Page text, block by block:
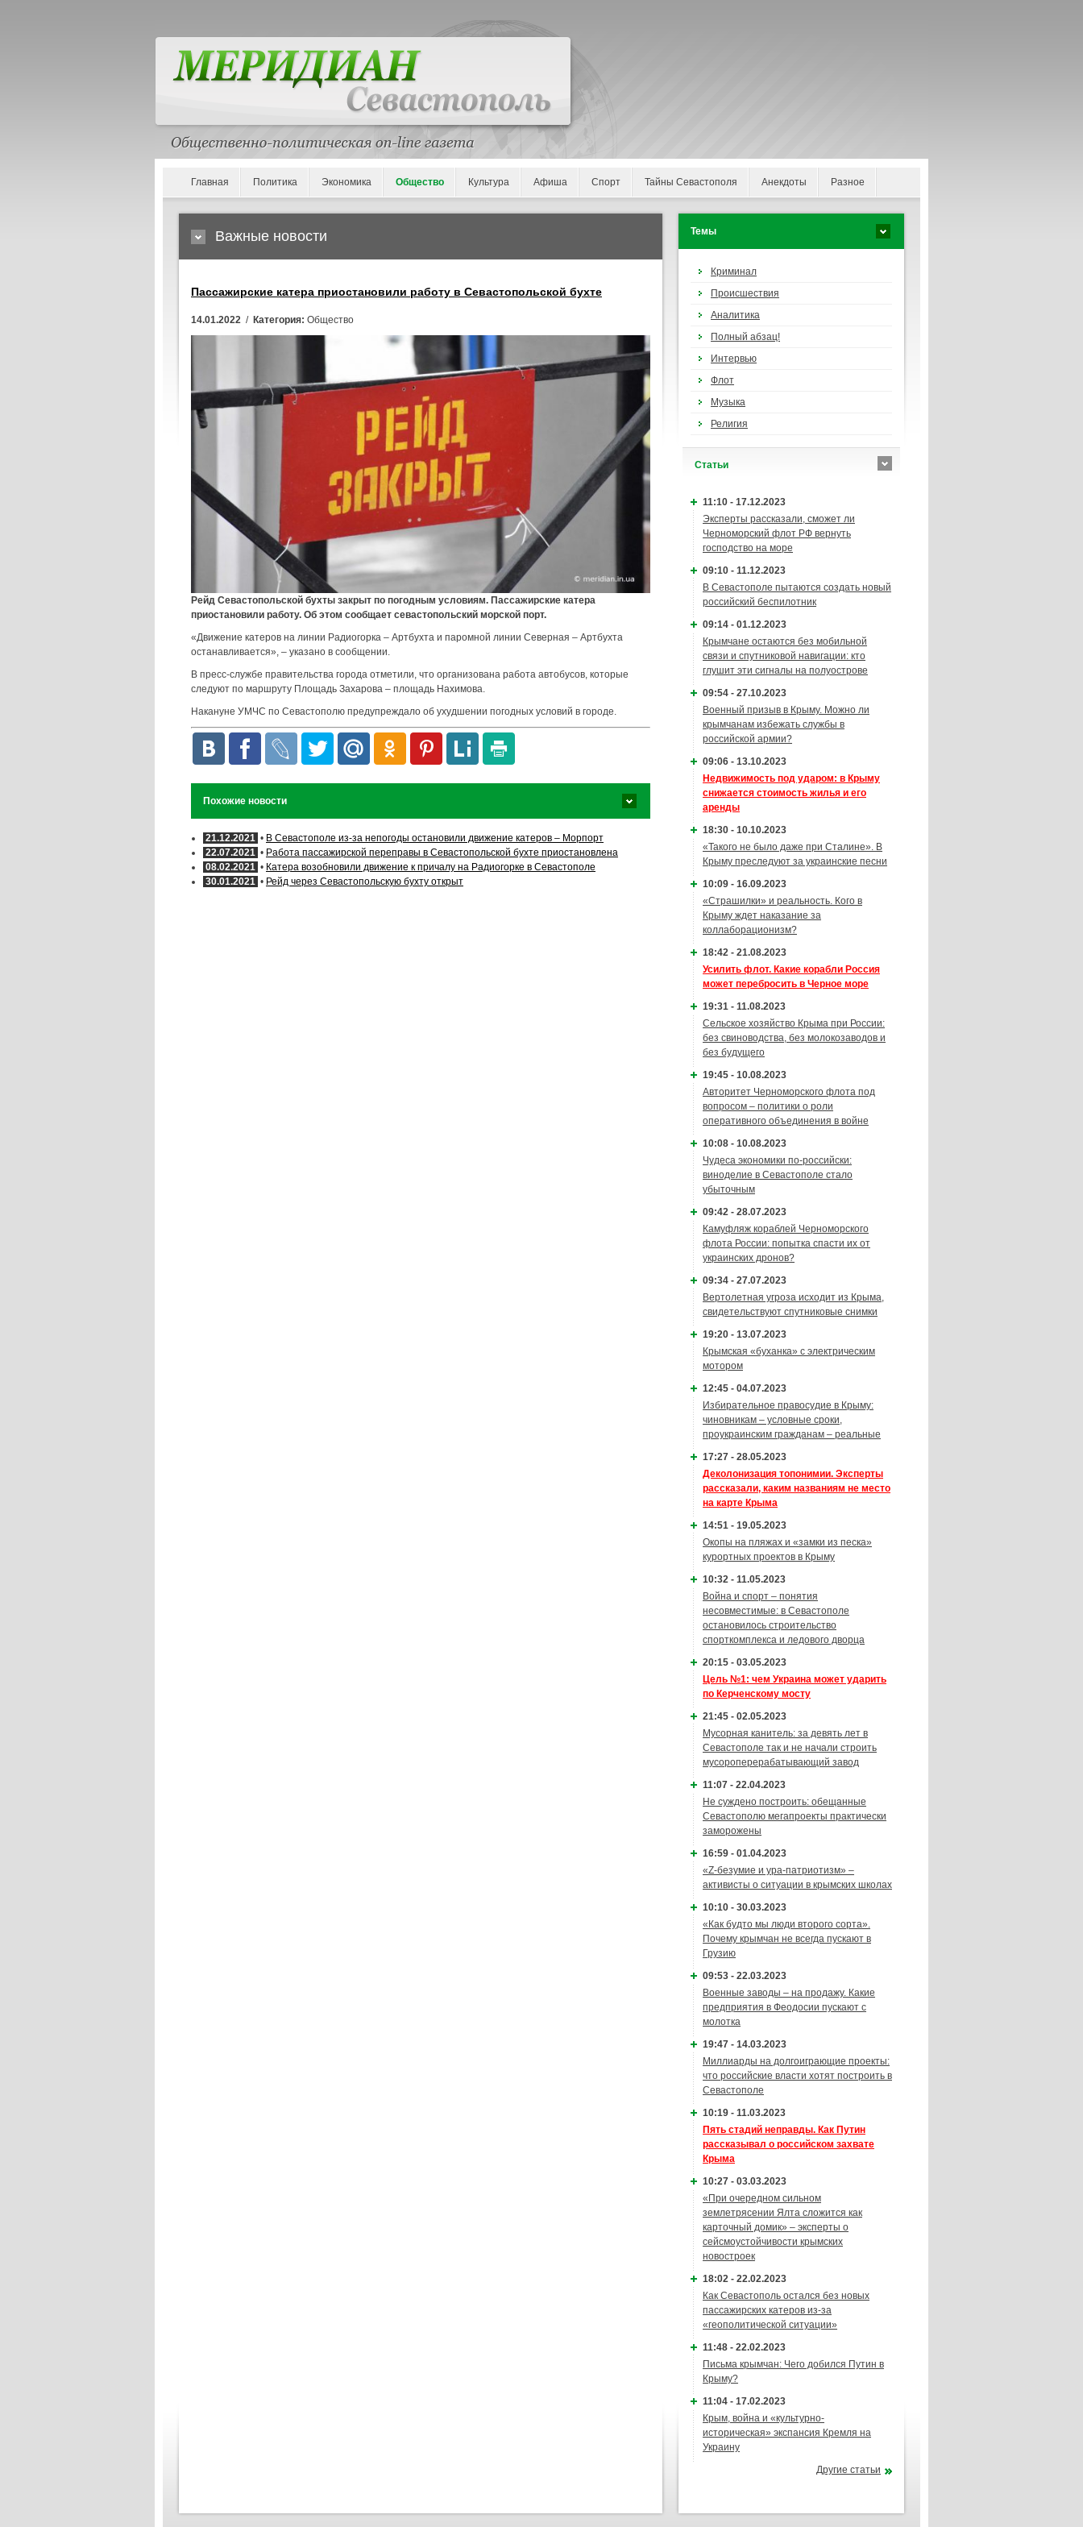
Главная Политика Экономика Общество Культура Афиша Спорт Тайны Севастополя Анекдоты Разное
Важные новости
Пассажирские катера приостановили работу в Севастопольской бухте
14.01.2022 / Категория: Общество
Рейд Севастопольской бухты закрыт по погодным условиям. Пассажирские катера
приостановили работу. Об этом сообщает севастопольский морской порт.
«Движение катеров на линии Радиогорка – Артбухта и паромной линии Северная – Артбухта
останавливается», – указано в сообщении.
В пресс-службе правительства города отметили, что организована работа автобусов, которые
следуют по маршруту Площадь Захарова – площадь Нахимова.
Накануне УМЧС по Севастополю предупреждало об ухудшении погодных условий в городе.
Похожие новости
21.12.2021 • В Севастополе из-за непогоды остановили движение катеров – Морпорт
22.07.2021 • Работа пассажирской переправы в Севастопольской бухте приостановлена
08.02.2021 • Катера возобновили движение к причалу на Радиогорке в Севастополе
30.01.2021 • Рейд через Севастопольскую бухту открыт
Темы
Криминал
Происшествия
Аналитика
Полный абзац!
Интервью
Флот
Музыка
Религия
Cтатьи
11:10 - 17.12.2023
Эксперты рассказали, сможет ли
Черноморский флот РФ вернуть
господство на море
09:10 - 11.12.2023
В Севастополе пытаются создать новый
российский беспилотник
09:14 - 01.12.2023
Крымчане остаются без мобильной
связи и спутниковой навигации: кто
глушит эти сигналы на полуострове
09:54 - 27.10.2023
Военный призыв в Крыму. Можно ли
крымчанам избежать службы в
российской армии?
09:06 - 13.10.2023
Недвижимость под ударом: в Крыму
снижается стоимость жилья и его
аренды
18:30 - 10.10.2023
«Такого не было даже при Сталине». В
Крыму преследуют за украинские песни
10:09 - 16.09.2023
«Страшилки» и реальность. Кого в
Крыму ждет наказание за
коллаборационизм?
18:42 - 21.08.2023
Усилить флот. Какие корабли Россия
может перебросить в Черное море
19:31 - 11.08.2023
Сельское хозяйство Крыма при России:
без свиноводства, без молокозаводов и
без будущего
19:45 - 10.08.2023
Авторитет Черноморского флота под
вопросом – политики о роли
оперативного объединения в войне
10:08 - 10.08.2023
Чудеса экономики по-российски:
виноделие в Севастополе стало
убыточным
09:42 - 28.07.2023
Камуфляж кораблей Черноморского
флота России: попытка спасти их от
украинских дронов?
09:34 - 27.07.2023
Вертолетная угроза исходит из Крыма,
свидетельствуют спутниковые снимки
19:20 - 13.07.2023
Крымская «буханка» с электрическим
мотором
12:45 - 04.07.2023
Избирательное правосудие в Крыму:
чиновникам – условные сроки,
проукраинским гражданам – реальные
17:27 - 28.05.2023
Деколонизация топонимии. Эксперты
рассказали, каким названиям не место
на карте Крыма
14:51 - 19.05.2023
Окопы на пляжах и «замки из песка»
курортных проектов в Крыму
10:32 - 11.05.2023
Война и спорт – понятия
несовместимые: в Севастополе
остановилось строительство
спорткомплекса и ледового дворца
20:15 - 03.05.2023
Цель №1: чем Украина может ударить
по Керченскому мосту
21:45 - 02.05.2023
Мусорная канитель: за девять лет в
Севастополе так и не начали строить
мусороперерабатывающий завод
11:07 - 22.04.2023
Не суждено построить: обещанные
Севастополю мегапроекты практически
заморожены
16:59 - 01.04.2023
«Z-безумие и ура-патриотизм» –
активисты о ситуации в крымских школах
10:10 - 30.03.2023
«Как будто мы люди второго сорта».
Почему крымчан не всегда пускают в
Грузию
09:53 - 22.03.2023
Военные заводы – на продажу. Какие
предприятия в Феодосии пускают с
молотка
19:47 - 14.03.2023
Миллиарды на долгоиграющие проекты:
что российские власти хотят построить в
Севастополе
10:19 - 11.03.2023
Пять стадий неправды. Как Путин
рассказывал о российском захвате
Крыма
10:27 - 03.03.2023
«При очередном сильном
землетрясении Ялта сложится как
карточный домик» – эксперты о
сейсмоустойчивости крымских
новостроек
18:02 - 22.02.2023
Как Севастополь остался без новых
пассажирских катеров из-за
«геополитической ситуации»
11:48 - 22.02.2023
Письма крымчан: Чего добился Путин в
Крыму?
11:04 - 17.02.2023
Крым, война и «культурно-
историческая» экспансия Кремля на
Украину
Другие статьи